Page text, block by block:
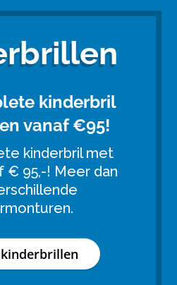
kinderbril
vanaf €95!
kinderbril met
€ 95,-! Meer dan